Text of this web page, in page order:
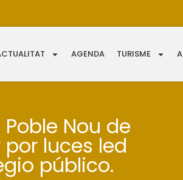
AGENDA TURISME
Nou de
luces led
público.